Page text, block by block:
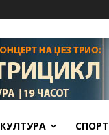
КУЛТУРА СПОРТ